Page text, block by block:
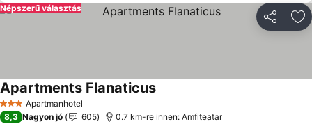
Népszerű választás
3 KategóriaApartmanhotel
Apartments Flanaticus
8,3 Nagyon jó 605 0.7 km-re innen: Amfiteatar